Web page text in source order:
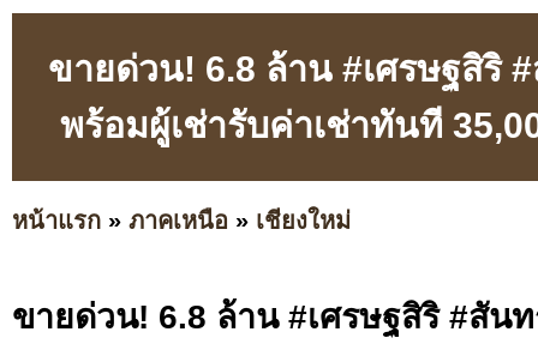
ขายด่วน! 6.8 ล้าน #เศรษฐสิริ
พร้อมผู้เช่ารับค่าเช่าทันที
หน้าแรก » ภาคเหนือ » เชียงใหม่
ขายด่วน! 6.8 ล้าน #เศรษฐสิริ #สัน